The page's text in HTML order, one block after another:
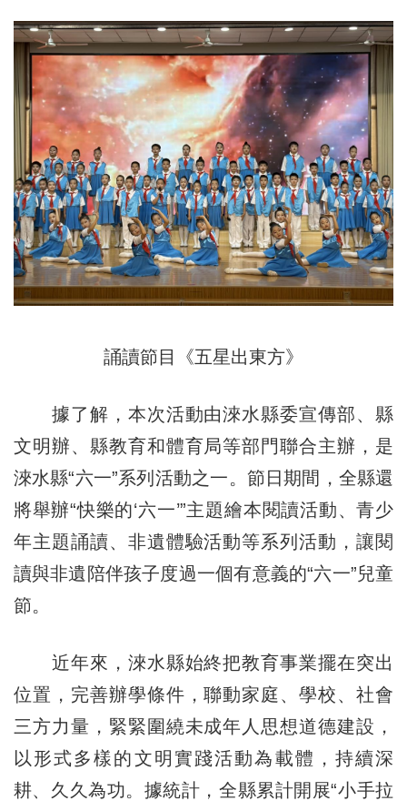
誦讀節目《五星出東方》
據了解，本次活動由淶水縣委宣傳部、縣
文明辦、縣教育和體育局等部門聯合主辦，是
淶水縣“六一”系列活動之一。節日期間，全縣還
將舉辦“快樂的‘六一’”主題繪本閱讀活動、青少
年主題誦讀、非遺體驗活動等系列活動，讓閱
讀與非遺陪伴孩子度過一個有意義的“六一”兒童
節。
近年來，淶水縣始終把教育事業擺在突出
位置，完善辦學條件，聯動家庭、學校、社會
三方力量，緊緊圍繞未成年人思想道德建設，
以形式多樣的文明實踐活動為載體，持續深
耕、久久為功。據統計，全縣累計開展“小手拉